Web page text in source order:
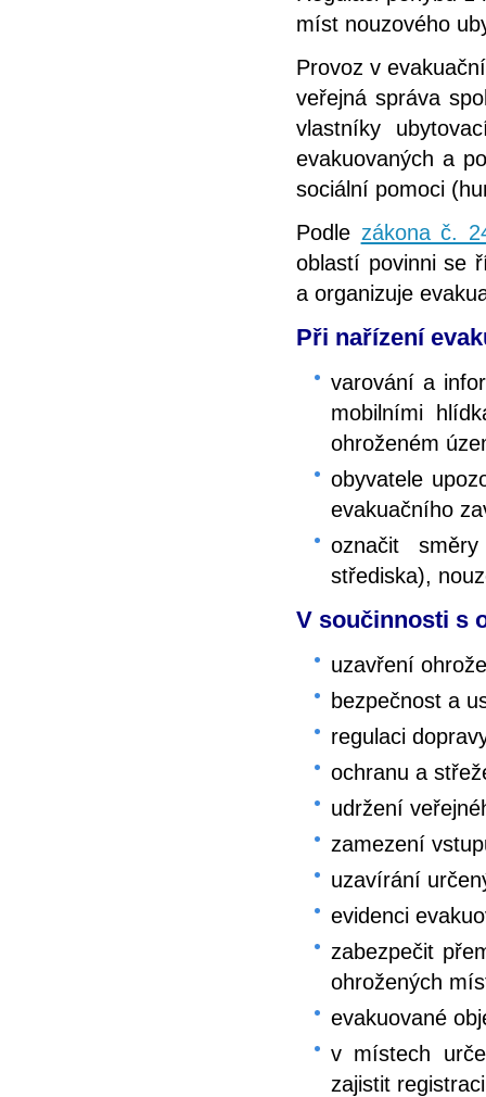
míst nouzového
Provoz v
veřejná správa
vlastníky
evakuovaných a
sociální pomoci
Podle zákona č.
oblastí povinni se
a organizuje
Při nařízení
varování a
mobilními
ohroženém
obyvatele
evakuačního
označit
střediska),
V součinnosti s
uzavření
bezpečnost a
regulaci
ochranu a
udržení
zamezení
uzavírání
evidenci
zabezpečit
ohrožených
evakuované
v místech
zajistit